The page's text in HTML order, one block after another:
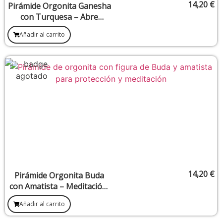
Pirámide Orgonita Ganesha
con Turquesa – Abre
caminos y protección
energética
14,20 €
Añadir al carrito
Pirámide Orgonita Buda
con Amatista – Meditación,
protección y elevación
espiritual
14,20 €
Añadir al carrito